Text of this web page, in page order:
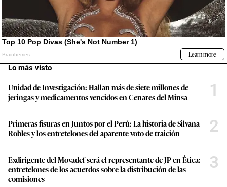
Lo más visto
Unidad de Investigación: Hallan más de siete millones de
jeringas y medicamentos vencidos en Cenares del Minsa
1
Primeras fisuras en Juntos por el Perú: La historia de Silvana
Robles y los entretelones del aparente voto de traición
2
Exdirigente del Movadef será el representante de JP en Ética:
entretelones de los acuerdos sobre la distribución de las
comisiones
3